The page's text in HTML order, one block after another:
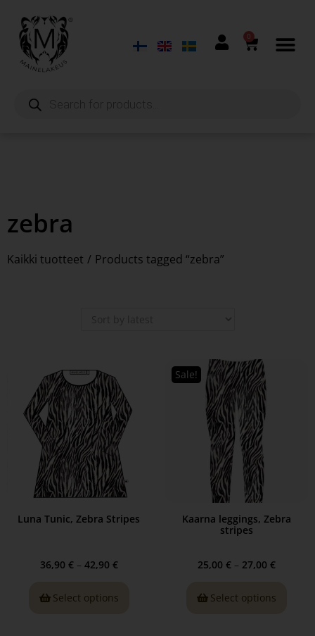
0
zebra
Kaikki tuotteet / Products tagged “zebra”
Luna Tunic, Zebra Stripes
36,90 € – 42,90 €
Select options
Sale!
Kaarna leggings, Zebra
stripes
25,00 € – 27,00 €
Select options